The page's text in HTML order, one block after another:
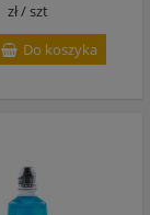
zł /szt
Do koszyka